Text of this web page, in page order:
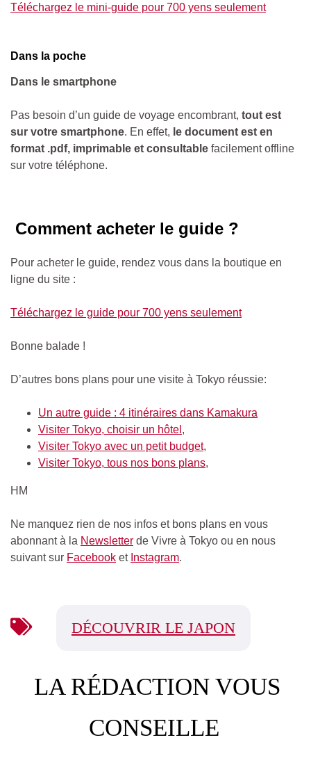
Téléchargez le mini-guide pour 700 yens seulement
Dans la poche
Dans le smartphone
Pas besoin d’un guide de voyage encombrant, tout est
sur votre smartphone. En effet, le document est en
format .pdf, imprimable et consultable facilement offline
sur votre téléphone.
Comment acheter le guide ?
Pour acheter le guide, rendez vous dans la boutique en
ligne du site :
Téléchargez le guide pour 700 yens seulement
Bonne balade !
D’autres bons plans pour une visite à Tokyo réussie:
Un autre guide : 4 itinéraires dans Kamakura
Visiter Tokyo, choisir un hôtel ,
Visiter Tokyo avec un petit budget,
Visiter Tokyo, tous nos bons plans,
HM
Ne manquez rien de nos infos et bons plans en vous
abonnant à la Newsletter de Vivre à Tokyo ou en nous
suivant sur Facebook et Instagram.
DÉCOUVRIR LE JAPON
LA RÉDACTION VOUS
CONSEILLE